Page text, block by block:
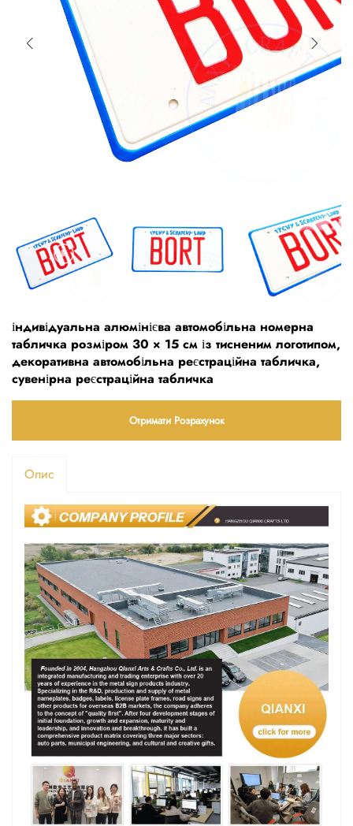
індивідуальна алюмінієва автомобільна номерна
табличка розміром 30 × 15 см із тисненим логотипом,
декоративна автомобільна реєстраційна табличка,
сувенірна реєстраційна табличка
Отримати Розрахунок
Опис